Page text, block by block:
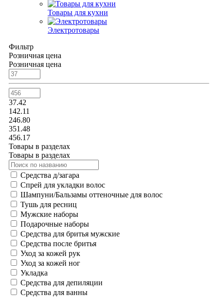
Товары для кухни
Электротовары
Фильтр
Розничная цена
Розничная цена
37.42
142.11
246.80
351.48
456.17
Товары в разделах
Товары в разделах
Средства д/загара
Спрей для укладки волос
Шампуни/Бальзамы оттеночные для волос
Тушь для ресниц
Мужские наборы
Подарочные наборы
Средства для бритья мужские
Средства после бритья
Уход за кожей рук
Уход за кожей ног
Укладка
Средства для депиляции
Средства для ванны